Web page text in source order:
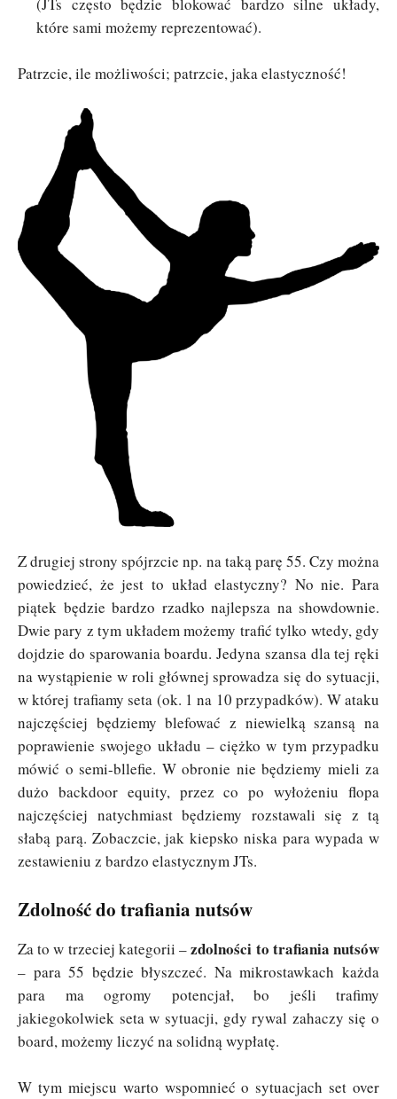
(JTs często będzie blokować bardzo silne układy,
które sami możemy reprezentować).
Patrzcie, ile możliwości; patrzcie, jaka elastyczność!
Z drugiej strony spójrzcie np. na taką parę 55. Czy można
powiedzieć, że jest to układ elastyczny? No nie. Para
piątek będzie bardzo rzadko najlepsza na showdownie.
Dwie pary z tym układem możemy trafić tylko wtedy, gdy
dojdzie do sparowania boardu. Jedyna szansa dla tej ręki
na wystąpienie w roli głównej sprowadza się do sytuacji,
w której trafiamy seta (ok. 1 na 10 przypadków). W ataku
najczęściej będziemy blefować z niewielką szansą na
poprawienie swojego układu – ciężko w tym przypadku
mówić o semi-bllefie. W obronie nie będziemy mieli za
dużo backdoor equity, przez co po wyłożeniu flopa
najczęściej natychmiast będziemy rozstawali się z tą
słabą parą. Zobaczcie, jak kiepsko niska para wypada w
zestawieniu z bardzo elastycznym JTs.
Zdolność do trafiania nutsów
Za to w trzeciej kategorii –zdolności to trafiania nutsów
– para 55 będzie błyszczeć. Na mikrostawkach każda
para ma ogromy potencjał, bo jeśli trafimy
jakiegokolwiek seta w sytuacji, gdy rywal zahaczy się o
board, możemy liczyć na solidną wypłatę.
W tym miejscu warto wspomnieć o sytuacjach set over